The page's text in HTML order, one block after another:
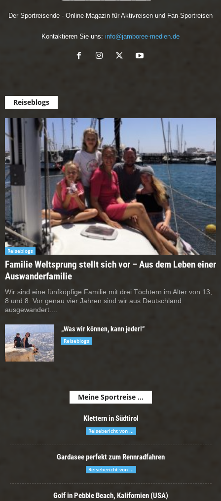
Der Sportreisende - Online-Magazin für Aktivreisen und Fan-Sportreisen
Kontaktieren Sie uns: info@jamboree-medien.de
Reiseblogs
Reiseblogs
Familie Weltsprung stellt sich vor – Aus dem Leben einer
Auswanderfamilie
Wir sind eine fünfköpfige Familie mit drei Töchtern im Alter von 13,
8 und 8. Vor genau vier Jahren sind wir aus Deutschland
ausgewandert....
„Was wir können, kann jeder!“
Reiseblogs
Meine Sportreise ...
Klettern in Südtirol
Reisebericht von ...
Gardasee perfekt zum Rennradfahren
Reisebericht von ...
Golf in Pebble Beach, Kalifornien (USA)